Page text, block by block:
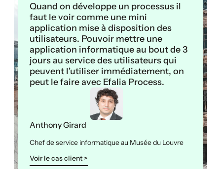
Quand on développe un processus il
faut le voir comme une mini
application mise à disposition des
utilisateurs. Pouvoir mettre une
application informatique au bout de 3
jours au service des utilisateurs qui
peuvent l'utiliser immédiatement, on
peut le faire avec Efalia Process.
Anthony Girard
Chef de service informatique au Musée du Louvre
Voir le cas client >